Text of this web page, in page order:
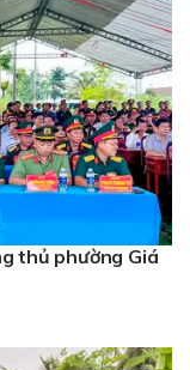
thủ phường Giá